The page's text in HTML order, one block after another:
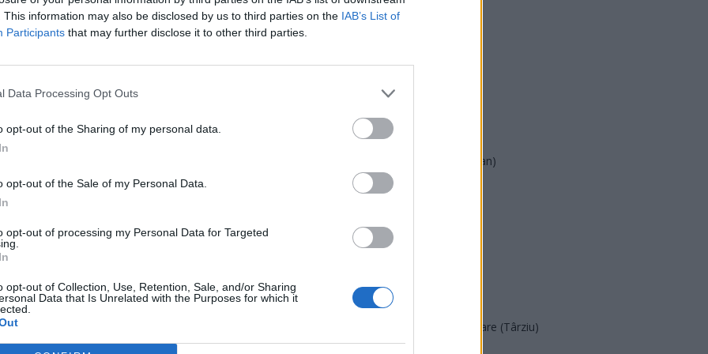
This information may also be disclosed by us to third parties on the IAB’s List of
Participants that may further disclose it to other third parties.
Data Processing Opt Outs
opt-out of the Sharing of my personal data.
opt-out of the Sale of my Personal Data.
opt-out of processing my Personal Data for Targeted
opt-out of Collection, Use, Retention, Sale, and/or Sharing
Data that Is Unrelated with the Purposes for which it
miercuri, 18 august 2021
4
Rădoi, baronul sindical cere
miercuri, 12 mai 2021
USR
PSD
AUR
PMP (Tomac)
Forța Dreptei (L. Orban)
PNȚMM
SENS
PACE (Peia)
Acțiunea Conservatoare (Târziu)